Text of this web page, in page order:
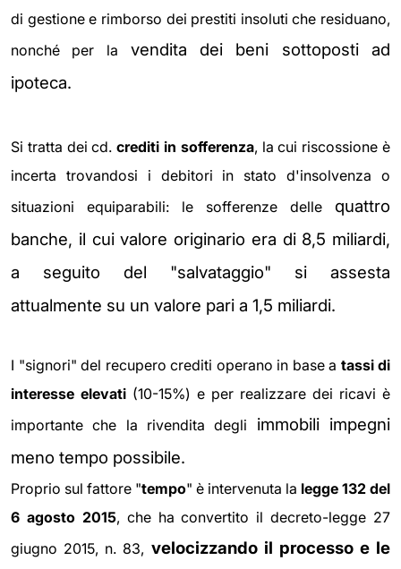
di gestione e rimborso dei prestiti insoluti che residuano,
nonché per la
vendita dei beni sottoposti ad
ipoteca.
Si tratta dei cd.crediti in sofferenza, la cui riscossione è
incerta trovandosi i debitori in stato d'insolvenza o
situazioni equiparabili: le sofferenze delle quattro
banche, il cui valore originario era di 8,5 miliardi,
a seguito del "salvataggio" si assesta
attualmente su un valore pari a 1,5 miliardi.
I "signori" del recupero crediti operano in base a tassi di
interesse elevati (10-15%) e per realizzare dei ricavi è
importante che la rivendita degli immobili impegni
meno tempo possibile.
Proprio sul fattore "tempo" è intervenuta la legge 132 del
6 agosto 2015, che ha convertito il decreto-legge 27
giugno 2015, n. 83, velocizzando il processo e le